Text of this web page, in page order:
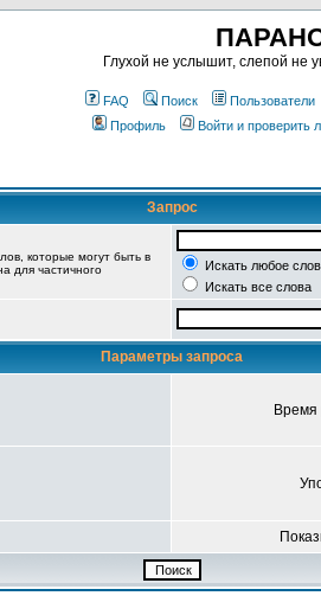
Глухой не услышит, слепой не
FAQ Поиск Пользователи
Профиль
Войти и проверить
Запрос
которые могут быть в
для частичного
Искать любое
Искать все слова
Параметры запроса